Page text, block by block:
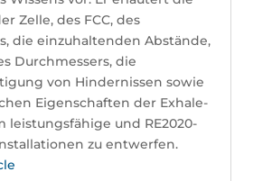
Zelle, des FCC, des
die einzuhaltenden Abstände,
Durchmessers, die
von Hindernissen sowie
Eigenschaften der Exhale-
leistungsfähige und RE2020-
zu entwerfen.